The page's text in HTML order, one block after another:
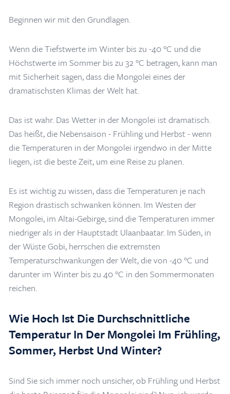
Home /Blogs & Artikel /Wie ist das Wetter in der Mongolei? 10 Gründe,
warum Frühling und Herbst wirklich die beste Reisezeit für die Mongolei
Beginnen wir mit den Grundlagen.
Wenn die Tiefstwerte im Winter bis zu -40 °C und die
Höchstwerte im Sommer bis zu 32 °C betragen, kann man
mit Sicherheit sagen, dass die Mongolei eines der
dramatischsten Klimas der Welt hat.
Das ist wahr. Das Wetter in der Mongolei ist dramatisch.
Das heißt, die Nebensaison - Frühling und Herbst - wenn
die Temperaturen in der Mongolei irgendwo in der Mitte
liegen, ist die beste Zeit, um eine Reise zu planen.
Es ist wichtig zu wissen, dass die Temperaturen je nach
Region drastisch schwanken können. Im Westen der
Mongolei, im Altai-Gebirge, sind die Temperaturen immer
niedriger als in der Hauptstadt Ulaanbaatar. Im Süden, in
der Wüste Gobi, herrschen die extremsten
Temperaturschwankungen der Welt, die von -40 °C und
darunter im Winter bis zu 40 °C in den Sommermonaten
reichen.
Wie Hoch Ist Die Durchschnittliche
Temperatur In Der Mongolei Im Frühling,
Sommer, Herbst Und Winter?
Sind Sie sich immer noch unsicher, ob Frühling und Herbst